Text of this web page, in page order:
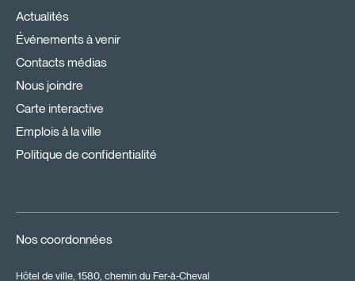
Actualités
Événements à venir
Contacts médias
Nous joindre
Carte interactive
Emplois à la ville
Politique de confidentialité
Nos coordonnées
Hôtel de ville, 1580, chemin du Fer-à-Cheval